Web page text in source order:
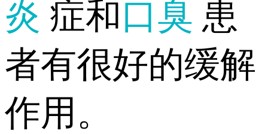
炎 症和口臭 患
者有很好的缓解
作用。